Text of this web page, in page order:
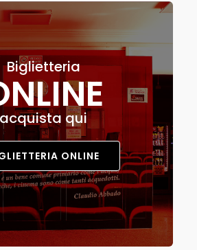
Biglietteria
acquista qui
ONLINE